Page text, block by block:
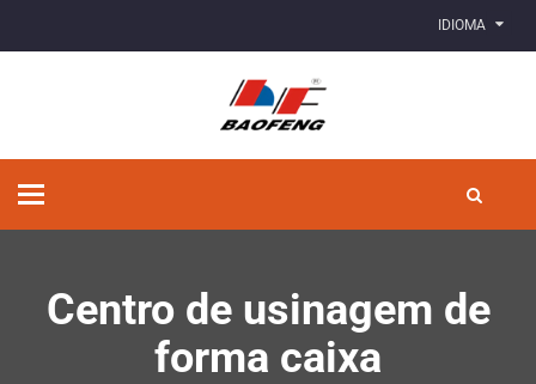
IDIOMA
Alternar
Centro de usinagem de
forma caixa